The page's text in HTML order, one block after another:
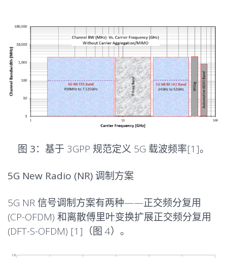
图 3： 基于 3GPP 规范定义 5G 载波频率[1]。
5G New Radio (NR) 调制方案
5G NR 信号调制方案有两种——正交频分复用
(CP-OFDM) 和离散傅里叶变换扩展正交频分复用
(DFT-S-OFDM) [1]（图 4）。